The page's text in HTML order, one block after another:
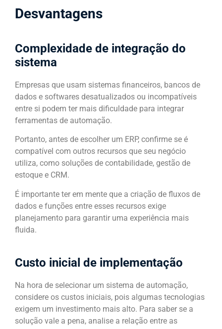
Desvantagens
Complexidade de integração do
sistema
Empresas que usam sistemas financeiros, bancos de
dados e softwares desatualizados ou incompatíveis
entre si podem ter mais dificuldade para integrar
ferramentas de automação.
Portanto, antes de escolher um ERP, confirme se é
compatível com outros recursos que seu negócio
utiliza, como soluções de contabilidade, gestão de
estoque e CRM.
É importante ter em mente que a criação de fluxos de
dados e funções entre esses recursos exige
planejamento para garantir uma experiência mais
fluida.
Custo inicial de implementação
Na hora de selecionar um sistema de automação,
considere os custos iniciais, pois algumas tecnologias
exigem um investimento mais alto. Para saber se a
solução vale a pena, analise a relação entre as